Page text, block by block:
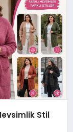
Stil